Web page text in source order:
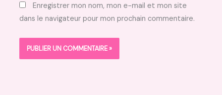
Enregistrer mon nom, mon e-mail et mon site
dans le navigateur pour mon prochain commentaire.